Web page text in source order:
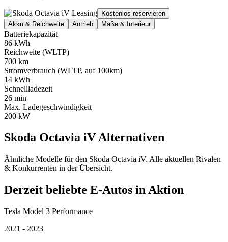
Kostenlos reservieren
Akku & Reichweite
Antrieb Maße & Interieur
Batteriekapazität
86 kWh
Reichweite (WLTP)
700 km
Stromverbrauch (WLTP, auf 100km)
14 kWh
Schnellladezeit
26 min
Max. Ladegeschwindigkeit
200 kW
Skoda Octavia iV Alternativen
Ähnliche Modelle für den Skoda Octavia iV. Alle aktuellen Rivalen
& Konkurrenten in der Übersicht.
Derzeit beliebte E-Autos in Aktion
Tesla Model 3 Performance
2021 - 2023